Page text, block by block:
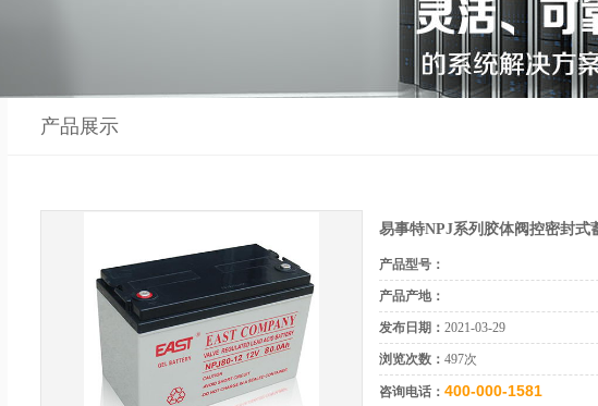
产品展示
易事特NPJ系列胶体阀控密封式
产品型号：
产品产地：
发布日期： 2021-03-29
浏览次数： 497次
咨询电话： 400-000-1581